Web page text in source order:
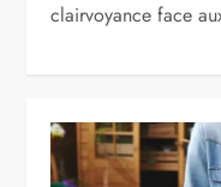
clairvoyance face